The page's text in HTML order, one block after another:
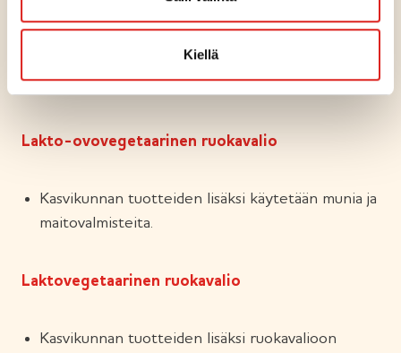
Kiellä
Eläinkunnan tuotteista syödään vain kalaa, munia
ja maitovalmisteita.
Lakto-ovovegetaarinen ruokavalio
Kasvikunnan tuotteiden lisäksi käytetään munia ja
maitovalmisteita.
Laktovegetaarinen ruokavalio
Kasvikunnan tuotteiden lisäksi ruokavalioon